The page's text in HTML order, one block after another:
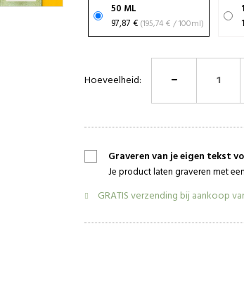
50 ML
97,87 €
(195,74 € / 100ml)
Hoeveelheid:
Graveren van je eigen tekst
Je product laten graveren met
GRATIS verzending bij aankoop